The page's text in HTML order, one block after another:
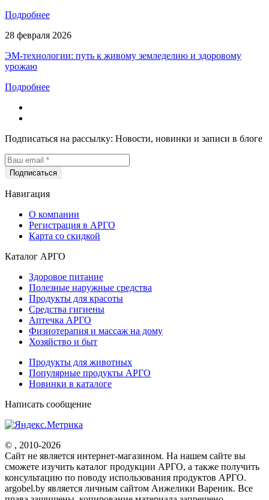
Подробнее
28 февраля 2026
ЭМ-технологии: путь к живому земледелию и здоровому
урожаю
Подробнее
Подписаться на рассылку: Новости, новинки и записи в блоге
Навигация
О компании
Регистрация в АРГО
Карта со скидкой
Каталог АРГО
Здоровое питание
Полезные наружные средства
Продукты для красоты
Средства гигиены
Аптечка АРГО
Физиотерапия и массаж на дому
Хозяйство и быт
Продукты для животных
Популярные продукты АРГО
Новинки в каталоге
Написать сообщение
© , 2010-2026
Cайт не является интернет-магазином. На нашем сайте вы
сможете изучить каталог продукции АРГО, а также получить
консультацию по поводу использования продуктов АРГО.
argobel.by является личным сайтом Анжелики Вареник. Все